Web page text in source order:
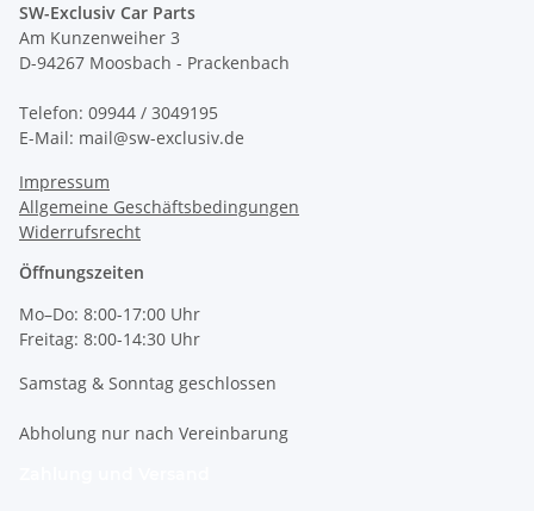
SW-Exclusiv Car Parts
Am Kunzenweiher 3
D-94267 Moosbach - Prackenbach
Telefon: 09944 / 3049195
E-Mail: mail@sw-exclusiv.de
Impressum
Allgemeine Geschäftsbedingungen
Widerrufsrecht
Öffnungszeiten
Mo–Do: 8:00-17:00 Uhr
Freitag: 8:00-14:30 Uhr
Samstag & Sonntag geschlossen
Abholung nur nach Vereinbarung